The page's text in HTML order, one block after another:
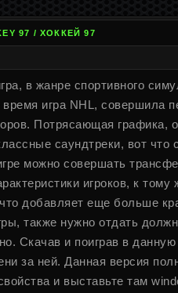
97 / ХОККЕЙ 97
в жанре спортивного
игра NHL, совершила
Потрясающая графика,
саундтреки, вот что
можно совершать
игроков, к тому
добавляет еще больше
также нужно отдать
Скачав и поиграв в
за ней. Данная версия
и выставьте там